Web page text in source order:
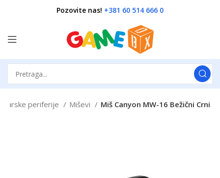
Pozovite nas! +381 60 514 666 0
periferije Miševi Miš Canyon MW-16 Bežični Crni